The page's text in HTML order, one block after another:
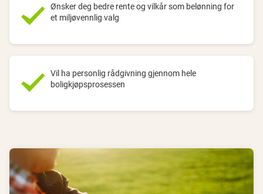
Ønsker deg bedre rente og vilkår som belønning for
et miljøvennlig valg
Vil ha personlig rådgivning gjennom hele
boligkjøpsprosessen